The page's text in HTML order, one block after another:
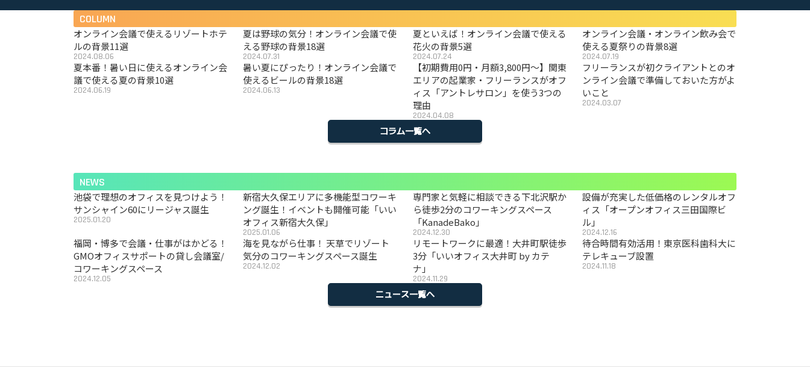
COLUMN
オンライン会議で使えるリゾートホテ
ルの背景11選
2024.08.06
夏は野球の気分！オンライン会議で使
える野球の背景18選
2024.07.31
夏といえば！オンライン会議で使える
花火の背景5選
2024.07.24
オンライン会議・オンライン飲み会で
使える夏祭りの背景8選
2024.07.19
夏本番！暑い日に使えるオンライン会
議で使える夏の背景10選
2024.06.19
暑い夏にぴったり！オンライン会議で
使えるビールの背景18選
2024.06.13
【初期費用0円・月額3,800円〜】関東
エリアの起業家・フリーランスがオフ
ィス「アントレサロン」を使う3つの
理由
2024.04.08
フリーランスが初クライアントとのオ
ンライン会議で準備しておいた方がよ
いこと
2024.03.07
コラム一覧へ
NEWS
池袋で理想のオフィスを見つけよう！
サンシャイン60にリージャス誕生
2025.01.20
新宿大久保エリアに多機能型コワーキ
ング誕生！イベントも開催可能「いい
オフィス新宿大久保」
2025.01.06
専門家と気軽に相談できる下北沢駅か
ら徒歩2分のコワーキングスペース
「KanadeBako」
2024.12.30
設備が充実した低価格のレンタルオフ
ィス「オープンオフィス三田国際ビ
ル」
2024.12.16
福岡・博多で会議・仕事がはかどる！
GMOオフィスサポートの貸し会議室/
コワーキングスペース
2024.12.05
海を見ながら仕事！ 天草でリゾート
気分のコワーキングスペース誕生
2024.12.02
リモートワークに最適！大井町駅徒歩
3分「いいオフィス大井町 by カテ
ナ」
2024.11.29
待合時間有効活用！東京医科歯科大に
テレキューブ設置
2024.11.18
ニュース一覧へ